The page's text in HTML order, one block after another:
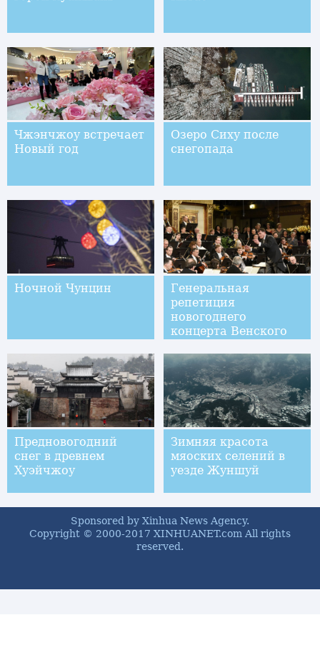
Чжэнчжоу встречает
Новый год
Озеро Сиху после
снегопада
Ночной Чунцин
Генеральная
репетиция
новогоднего
концерта Венского
оркестра
Предновогодний
снег в древнем
Хуэйчжоу
Зимняя красота
мяоских селений в
уезде Жуншуй
Sponsored by Xinhua News Agency.
Copyright © 2000-2017 XINHUANET.com All rights
reserved.